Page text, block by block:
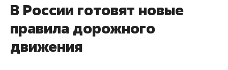
В России готовят новые
правила дорожного
движения